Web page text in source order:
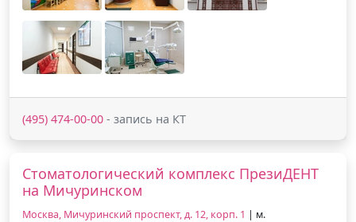
(495) 474-00-00 - запись на КТ
Стоматологический комплекс ПрезиДЕНТ
на Мичуринском
Москва, Мичуринский проспект, д. 12, корп. 1 | м.